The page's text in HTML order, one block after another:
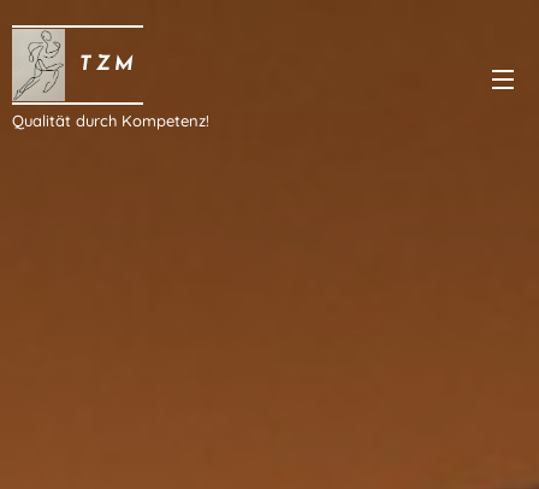
T Z M
Qualität durch Kompetenz!